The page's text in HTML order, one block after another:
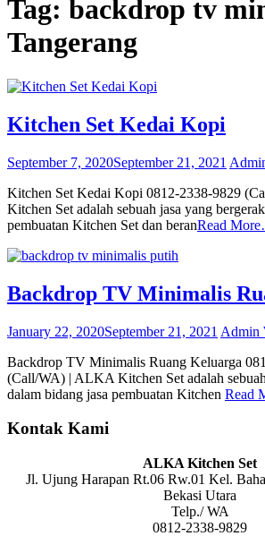
Tag: backdrop tv
Tangerang
Kitchen Set Kedai Kopi
September 7, 2020September 21, 2021
Kitchen Set Kedai Kopi 0812-2338-9829
Kitchen Set adalah sebuah jasa yang
pembuatan Kitchen Set dan beranRead
Backdrop TV Minimalis
January 22, 2020September 21, 2021 Admin
Backdrop TV Minimalis Ruang Keluarga
(Call/WA) | ALKA Kitchen Set adalah
dalam bidang jasa pembuatan Kitchen Read
Kontak Kami
ALKA Kitchen Set
Jl. Ujung Harapan Rt.06 Rw.01 Kel.
Bekasi Utara
Telp./ WA
0812-2338-9829